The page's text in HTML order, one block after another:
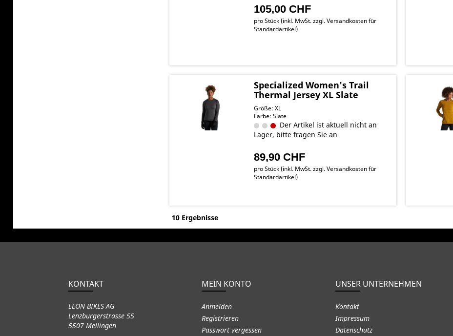
105,00 CHF
pro Stück (inkl. MwSt. zzgl.Versandkosten für
Standardartikel)
Specialized Women's Trail
Thermal Jersey XL Slate
Größe: XL
Farbe: Slate
Der Artikel ist aktuell nicht an
Lager, bitte fragen Sie an
89,90 CHF
pro Stück (inkl. MwSt. zzgl.Versandkosten für
Standardartikel)
10 Ergebnisse
KONTAKT
LEON BIKES AG
Lenzburgerstrasse 55
5507 Mellingen
MEIN KONTO
Anmelden
Registrieren
Passwort vergessen
UNSER UNTERNEHMEN
Kontakt
Impressum
Datenschutz